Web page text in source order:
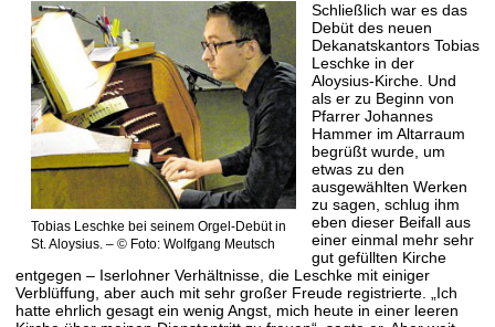
Tobias Leschke bei seinem Orgel-Debüt in
St. Aloysius. – © Foto: Wolfgang Meutsch
Schließlich war es das
Debüt des neuen
Dekanatskantors Tobias
Leschke in der
Aloysius-Kirche. Und
als er zu Beginn von
Pfarrer Johannes
Hammer im Altarraum
begrüßt wurde, um
etwas zu den
ausgewählten Werken
zu sagen, schlug ihm
eben dieser Beifall aus
einer einmal mehr sehr
gut gefüllten Kirche
entgegen – Iserlohner Verhältnisse, die Leschke mit einiger
Verblüffung, aber auch mit sehr großer Freude registrierte. „Ich
hatte ehrlich gesagt ein wenig Angst, mich heute in einer leeren